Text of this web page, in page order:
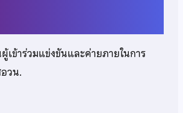
เข้าร่วมแข่งขันและค่ายภายในการ
วน.